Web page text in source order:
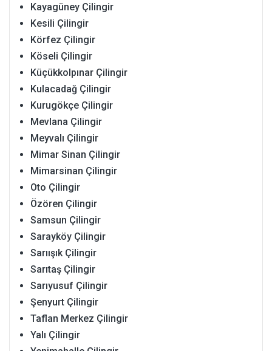
Kayagüney Çilingir
Kesili Çilingir
Körfez Çilingir
Köseli Çilingir
Küçükkolpınar Çilingir
Kulacadağ Çilingir
Kurugökçe Çilingir
Mevlana Çilingir
Meyvalı Çilingir
Mimar Sinan Çilingir
Mimarsinan Çilingir
Oto Çilingir
Özören Çilingir
Samsun Çilingir
Sarayköy Çilingir
Sarıışık Çilingir
Sarıtaş Çilingir
Sarıyusuf Çilingir
Şenyurt Çilingir
Taflan Merkez Çilingir
Yalı Çilingir